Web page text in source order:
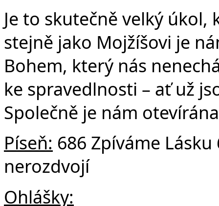
Je to skutečně velký úkol,
stejně jako Mojžíšovi je
Bohem, který nás
ke spravedlnosti – ať už
Společně je nám
Píseň: 686 Zpíváme
nerozdvojí
Ohlášky: